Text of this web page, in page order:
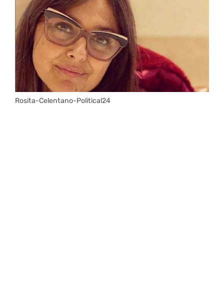
Rosita-Celentano-Political24